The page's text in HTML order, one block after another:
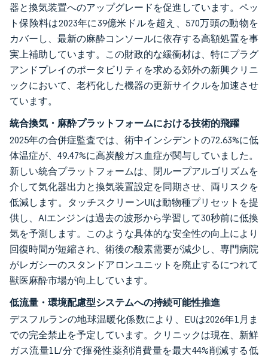
器と換気装置へのアップグレードを促進しています。ペッ
ト保険料は2023年に39億米ドルを超え、570万頭の動物を
カバーし、最新の麻酔コンソールに依存する高額処置を事
実上補助しています。この財政的な緩衝材は、特にプラグ
アンドプレイのポータビリティを求める郊外の新興クリニ
ックにおいて、老朽化した機器の更新サイクルを加速させ
ています。
統合換気・麻酔プラットフォームにおける技術的飛躍
2025年の合併症監査では、術中インシデントの72.63%に低
体温症が、49.47%に高炭酸ガス血症が関与していました。
新しい統合プラットフォームは、閉ループアルゴリズムを
介して気化器出力と換気装置設定を同期させ、両リスクを
低減します。タッチスクリーンUIは動物種プリセットを提
供し、AIエンジンは過去の波形から学習して30秒前に低換
気を予測します。このような具体的な安全性の向上により
回復時間が短縮され、術後の酸素需要が減少し、専門病院
がレガシーのスタンドアロンユニットを廃止するにつれて
獣医麻酔市場が向上しています。
低流量・環境配慮型システムへの持続可能性推進
デスフルランの地球温暖化係数により、EUは2026年1月ま
での完全禁止を予定しています。クリニックは現在、新鮮
ガス流量1L/分で揮発性薬剤消費量を最大44%削減する低